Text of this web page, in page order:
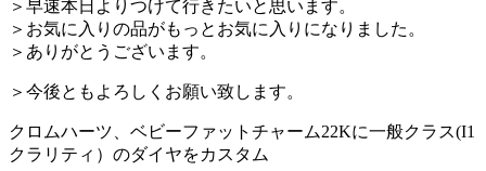
＞早速本日よりつけて行きたいと思います。
＞お気に入りの品がもっとお気に入りになりました。
＞ありがとうございます。
＞今後ともよろしくお願い致します。
クロムハーツ、ベビーファットチャーム22Kに一般クラス(I1
クラリティ）のダイヤをカスタム